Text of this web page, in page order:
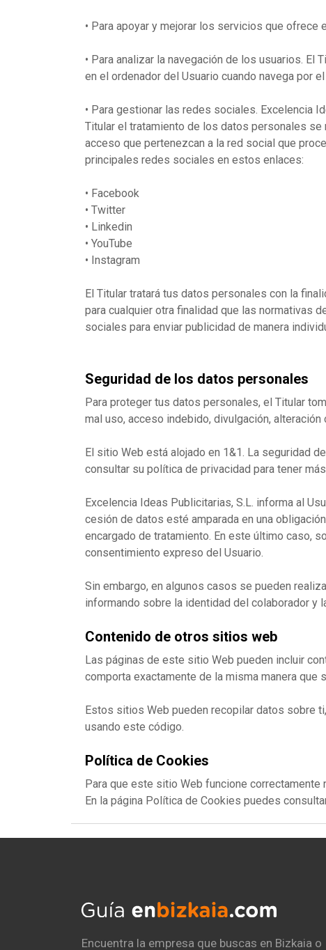
• Para apoyar y mejorar los servicios que ofrece
• Para analizar la navegación de los usuarios.
en el ordenador del Usuario cuando navega por
• Para gestionar las redes sociales. Excelencia
Titular el tratamiento de los datos personales
acceso que pertenezcan a la red social que
principales redes sociales en estos enlaces:
• Facebook
• Twitter
• Linkedin
• YouTube
• Instagram
El Titular tratará tus datos personales con la
para cualquier otra finalidad que las normativas
sociales para enviar publicidad de manera
Seguridad de los datos personales
Para proteger tus datos personales, el Titular
mal uso, acceso indebido, divulgación,
El sitio Web está alojado en 1&1. La seguridad
consultar su política de privacidad para tener
Excelencia Ideas Publicitarias, S.L. informa al
cesión de datos esté amparada en una
encargado de tratamiento. En este último caso,
consentimiento expreso del Usuario.
Sin embargo, en algunos casos se pueden
informando sobre la identidad del colaborador y
Contenido de otros sitios web
Las páginas de este sitio Web pueden incluir
comporta exactamente de la misma manera que
Estos sitios Web pueden recopilar datos sobre
usando este código.
Política de Cookies
Para que este sitio Web funcione
En la página Política de Cookies puedes
Encuentra la empresa que buscas en Bizkaia o